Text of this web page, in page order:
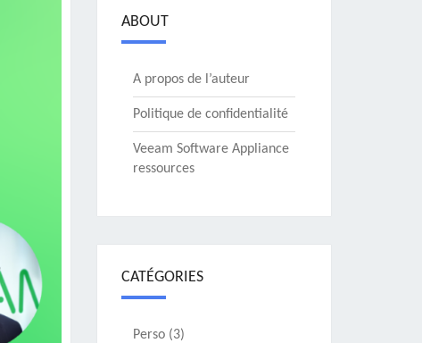
ABOUT
A propos de l’auteur
Politique de confidentialité
Veeam Software Appliance
ressources
CATÉGORIES
Perso(3)